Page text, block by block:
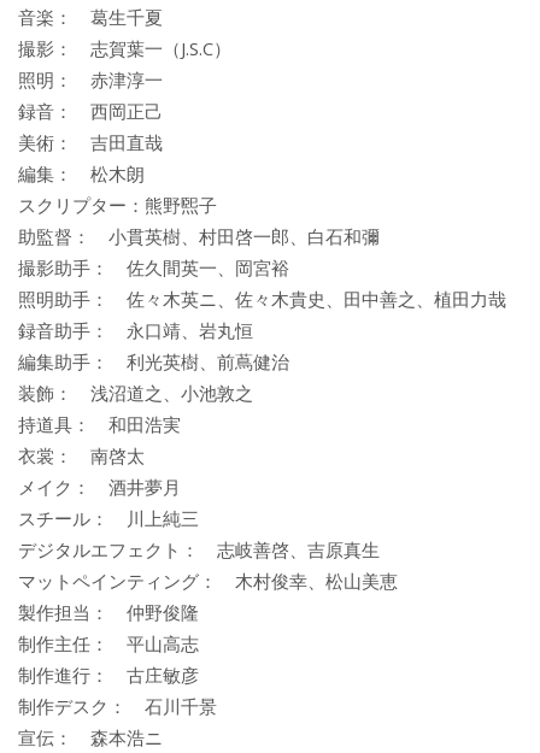
音楽： 葛生千夏
撮影： 志賀葉一（J.S.C）
照明： 赤津淳一
録音： 西岡正己
美術： 吉田直哉
編集： 松木朗
スクリプター：熊野煕子
助監督： 小貫英樹、村田啓一郎、白石和彌
撮影助手： 佐久間英一、岡宮裕
照明助手： 佐々木英ニ、佐々木貴史、田中善之、植田力哉
録音助手： 永口靖、岩丸恒
編集助手： 利光英樹、前蔦健治
装飾： 浅沼道之、小池敦之
持道具： 和田浩実
衣裳： 南啓太
メイク： 酒井夢月
スチール： 川上純三
デジタルエフェクト： 志岐善啓、吉原真生
マットペインティング： 木村俊幸、松山美恵
製作担当： 仲野俊隆
制作主任： 平山高志
制作進行： 古庄敏彦
制作デスク： 石川千景
宣伝： 森本浩ニ